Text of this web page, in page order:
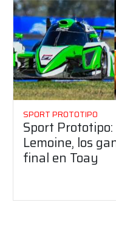
SPORT PROTOTIPO
Sport
Lemoine, los
final en Toay